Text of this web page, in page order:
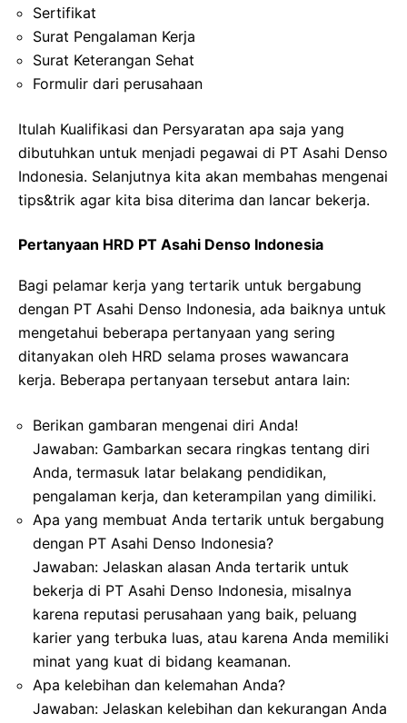
Sertifikat
Surat Pengalaman Kerja
Surat Keterangan Sehat
Formulir dari perusahaan
Itulah Kualifikasi dan Persyaratan apa saja yang
dibutuhkan untuk menjadi pegawai di PT Asahi Denso
Indonesia. Selanjutnya kita akan membahas mengenai
tips&trik agar kita bisa diterima dan lancar bekerja.
Pertanyaan HRD PT Asahi Denso Indonesia
Bagi pelamar kerja yang tertarik untuk bergabung
dengan PT Asahi Denso Indonesia, ada baiknya untuk
mengetahui beberapa pertanyaan yang sering
ditanyakan oleh HRD selama proses wawancara
kerja. Beberapa pertanyaan tersebut antara lain:
Berikan gambaran mengenai diri Anda!
Jawaban: Gambarkan secara ringkas tentang diri
Anda, termasuk latar belakang pendidikan,
pengalaman kerja, dan keterampilan yang dimiliki.
Apa yang membuat Anda tertarik untuk bergabung
dengan PT Asahi Denso Indonesia?
Jawaban: Jelaskan alasan Anda tertarik untuk
bekerja di PT Asahi Denso Indonesia, misalnya
karena reputasi perusahaan yang baik, peluang
karier yang terbuka luas, atau karena Anda memiliki
minat yang kuat di bidang keamanan.
Apa kelebihan dan kelemahan Anda?
Jawaban: Jelaskan kelebihan dan kekurangan Anda